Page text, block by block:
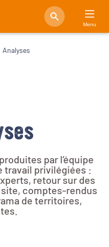
Menu
Analyses
par l’équipe
travail privilégiées :
retour sur des
comptes-rendus
de territoires,